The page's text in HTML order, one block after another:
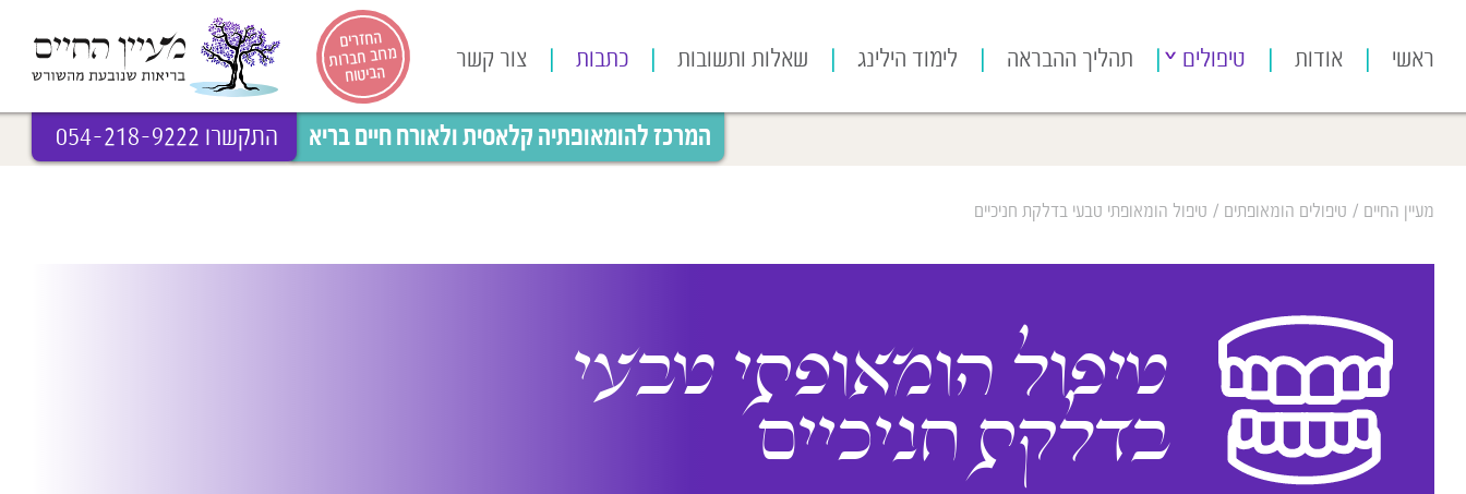
החזרים
מרוב חברות
הביטוח
ראשי אודות טיפולים תהליך ההבראה לימוד הילינג שאלות ותשובות כתבות צור קשר
המרכז להומאופתיה קלאסית ולאורח חיים בריא התקשרו 054-218-9222
מעיין החיים / טיפולים הומאופתים / טיפול הומאופתי טבעי בדלקת חניכיים
טיפול הומאופתי טבעי
בדלקת חניכיים